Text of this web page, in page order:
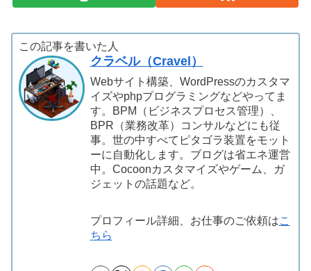
この記事を書いた人
クラベル（Cravel）
Webサイト構築、WordPressのカスタマ
イズやphpプログラミングなどやってま
す。BPM（ビジネスプロセス管理）、
BPR（業務改革）コンサルなどにも従
事。世の中すべてピタゴラ装置をモット
ーに自動化します。ブログは省エネ運営
中。Cocoonカスタマイズやゲーム、ガ
ジェットの話題など。
プロフィール詳細、お仕事のご依頼はこ
ちら